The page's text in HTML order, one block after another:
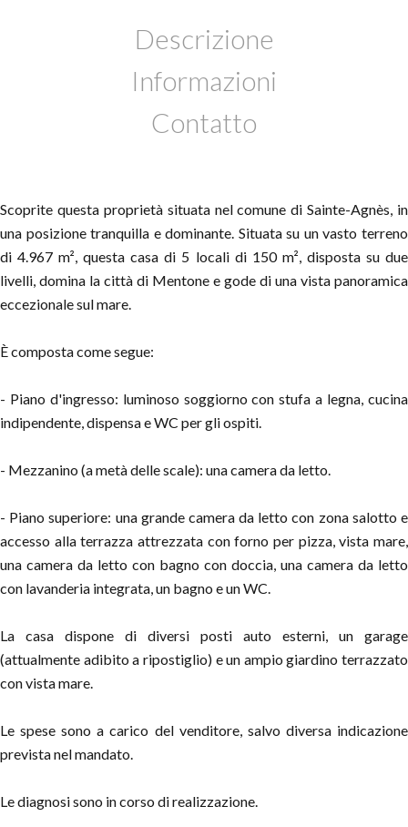
Descrizione
Informazioni
Contatto
Scoprite questa proprietà situata nel comune di Sainte-Agnès, in
una posizione tranquilla e dominante. Situata su un vasto terreno
di 4.967 m², questa casa di 5 locali di 150 m², disposta su due
livelli, domina la città di Mentone e gode di una vista panoramica
eccezionale sul mare.
È composta come segue:
- Piano d'ingresso: luminoso soggiorno con stufa a legna, cucina
indipendente, dispensa e WC per gli ospiti.
- Mezzanino (a metà delle scale): una camera da letto.
- Piano superiore: una grande camera da letto con zona salotto e
accesso alla terrazza attrezzata con forno per pizza, vista mare,
una camera da letto con bagno con doccia, una camera da letto
con lavanderia integrata, un bagno e un WC.
La casa dispone di diversi posti auto esterni, un garage
(attualmente adibito a ripostiglio) e un ampio giardino terrazzato
con vista mare.
Le spese sono a carico del venditore, salvo diversa indicazione
prevista nel mandato.
Le diagnosi sono in corso di realizzazione.